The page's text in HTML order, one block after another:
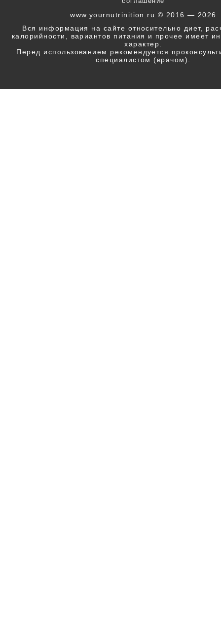
www.yournutrinition.ru © 2016 — 2026
Вся информация на сайте относительно диет,
калорийности, вариантов питания и прочее имеет
характер.
Перед использованием рекомендуется
специалистом (врачом).